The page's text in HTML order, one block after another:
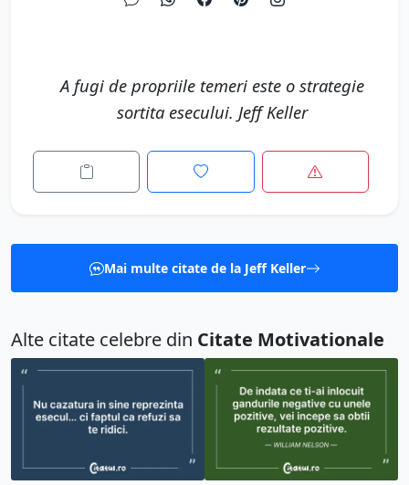
A fugi de propriile temeri este o strategie
sortita esecului. Jeff Keller
Mai multe citate de la Jeff Keller
Alte citate celebre din Citate Motivationale